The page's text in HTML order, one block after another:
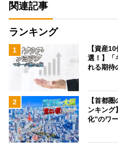
関連記事
ランキング
1
【資産
選！】「
れる期
2
【首都
ンキング
化”のワ